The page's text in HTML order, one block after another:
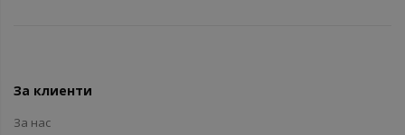
За клиенти
За нас